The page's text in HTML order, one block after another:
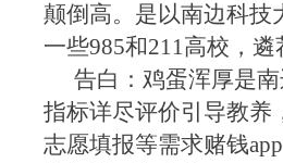
颠倒高。是以南边科技
一些985和211高校，
告白：鸡蛋浑厚是
指标详尽评价引导教养
志愿填报等需求赌钱